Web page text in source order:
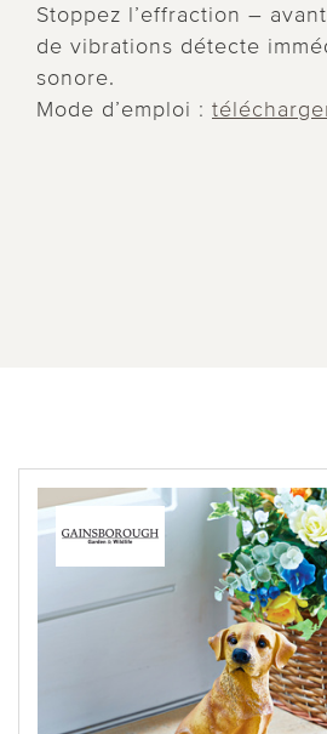
Stoppez l’effraction –
de vibrations détecte
sonore.
Mode d’emploi :